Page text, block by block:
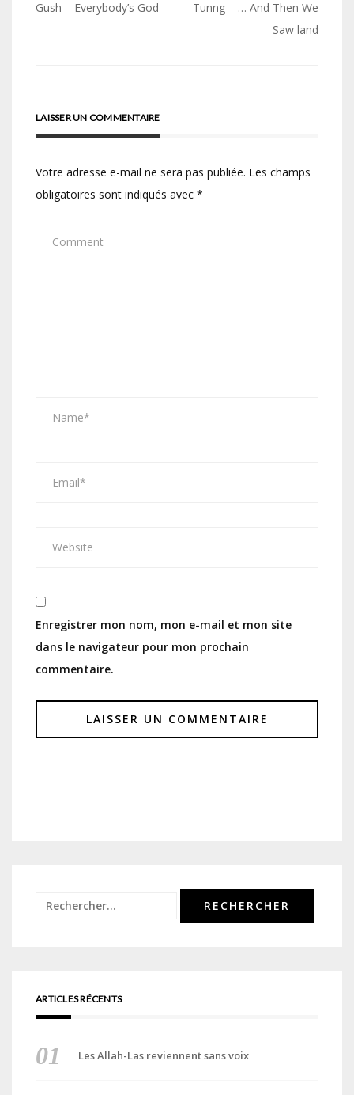
Navigation
Gush – Everybody’s God
Tunng – … And Then We
Saw land
LAISSER UN COMMENTAIRE
Votre adresse e-mail ne sera pas publiée. Les champs
obligatoires sont indiqués avec *
Enregistrer mon nom, mon e-mail et mon site
dans le navigateur pour mon prochain
commentaire.
Rechercher :
ARTICLES RÉCENTS
Les Allah-Las reviennent sans voix